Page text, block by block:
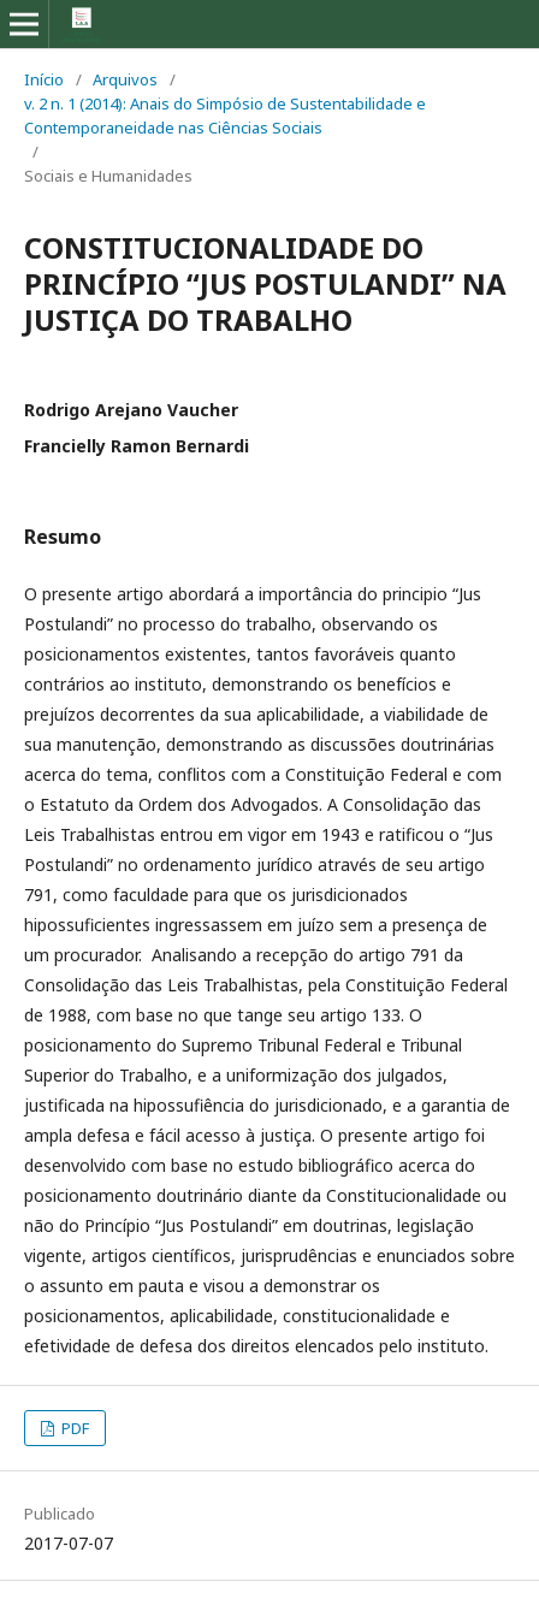
Início / Arquivos
/
v. 2 n. 1 (2014): Anais do Simpósio de Sustentabilidade e
Contemporaneidade nas Ciências Sociais
/
Sociais e Humanidades
CONSTITUCIONALIDADE DO
PRINCÍPIO “JUS POSTULANDI” NA
JUSTIÇA DO TRABALHO
Rodrigo Arejano Vaucher
Francielly Ramon Bernardi
Resumo
O presente artigo abordará a importância do principio “Jus
Postulandi” no processo do trabalho, observando os
posicionamentos existentes, tantos favoráveis quanto
contrários ao instituto, demonstrando os benefícios e
prejuízos decorrentes da sua aplicabilidade, a viabilidade de
sua manutenção, demonstrando as discussões doutrinárias
acerca do tema, conflitos com a Constituição Federal e com
o Estatuto da Ordem dos Advogados. A Consolidação das
Leis Trabalhistas entrou em vigor em 1943 e ratificou o “Jus
Postulandi” no ordenamento jurídico através de seu artigo
791, como faculdade para que os jurisdicionados
hipossuficientes ingressassem em juízo sem a presença de
um procurador. Analisando a recepção do artigo 791 da
Consolidação das Leis Trabalhistas, pela Constituição Federal
de 1988, com base no que tange seu artigo 133. O
posicionamento do Supremo Tribunal Federal e Tribunal
Superior do Trabalho, e a uniformização dos julgados,
justificada na hipossufiência do jurisdicionado, e a garantia de
ampla defesa e fácil acesso à justiça. O presente artigo foi
desenvolvido com base no estudo bibliográfico acerca do
posicionamento doutrinário diante da Constitucionalidade ou
não do Princípio “Jus Postulandi” em doutrinas, legislação
vigente, artigos científicos, jurisprudências e enunciados sobre
o assunto em pauta e visou a demonstrar os
posicionamentos, aplicabilidade, constitucionalidade e
efetividade de defesa dos direitos elencados pelo instituto.
PDF
Publicado
2017-07-07